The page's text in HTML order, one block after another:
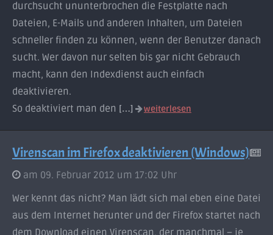
durchsucht ununterbrochen die Festplatte nach
Dateien, E-Mails und anderen Inhalten, um Dateien
schneller finden zu können, wenn der Benutzer danach
sucht. Wer davon nur selten bis gar nicht Gebrauch
macht, kann den Indexdienst auch einfach
deaktivieren.
So deaktiviert man den […] weiterlesen
Virenscan im Firefox deaktivieren (Windows)
am 09. Februar 2012 um 17:02 Uhr
Wer kennt das nicht? Man lädt sich mal eben eine Datei
aus dem Internet herunter und der Firefox startet nach